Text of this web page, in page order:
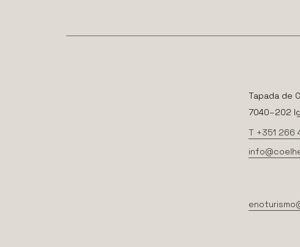
Tapada de
7040–202
T +351 266